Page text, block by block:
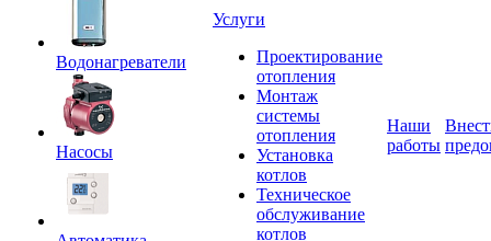
Водонагреватели
Насосы
Услуги
Проектирование
отопления
Монтаж
системы
отопления
Установка
котлов
Техническое
обслуживание
котлов
Наши
работы